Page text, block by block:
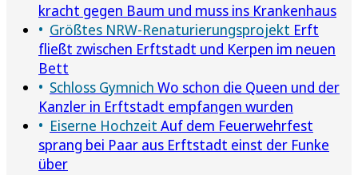
kracht gegen Baum und muss ins Krankenhaus
Größtes NRW-Renaturierungsprojekt Erft
fließt zwischen Erftstadt und Kerpen im neuen
Bett
Schloss Gymnich Wo schon die Queen und der
Kanzler in Erftstadt empfangen wurden
Eiserne Hochzeit Auf dem Feuerwehrfest
sprang bei Paar aus Erftstadt einst der Funke
über